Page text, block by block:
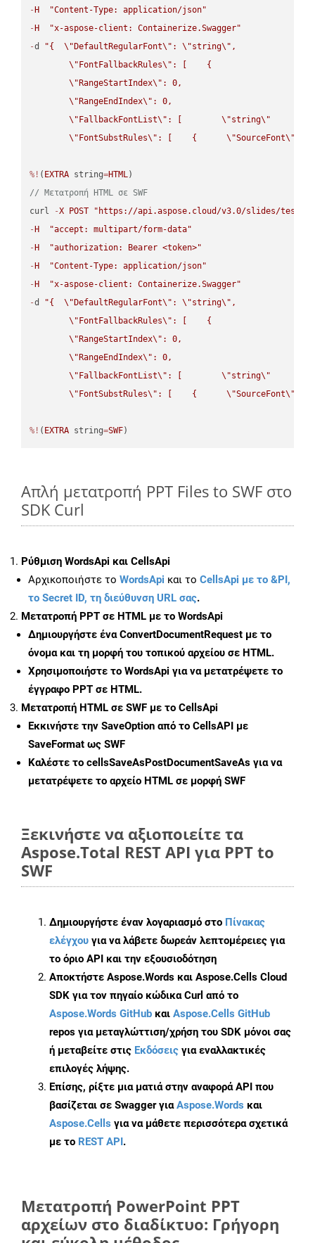
- H
"Content-Type: application/json"
- H
"x-aspose-client: Containerize.Swagger"
-d "{ \" DefaultRegularFont\" : \"string\" ,
\" FontFallbackRules\" : [    {
\" RangeStartIndex\" : 0,
\" RangeEndIndex\" : 0,
\" FallbackFontList\" : [ \"string\"
\" FontSubstRules\" : [    { \"SourceFont\"
%! ( EXTRA string=HTML
// Μετατροπή HTML σε SWF
curl
-X POST
"https://api.aspose.cloud/v3.0/slides/test-
- H
"accept: multipart/form-data"
- H
"authorization: Bearer <token>"
- H
"Content-Type: application/json"
- H
"x-aspose-client: Containerize.Swagger"
-d "{ \" DefaultRegularFont\" : \"string\" ,
\" FontFallbackRules\" : [    {
\" RangeStartIndex\" : 0,
\" RangeEndIndex\" : 0,
\" FallbackFontList\" : [ \"string\"
\" FontSubstRules\" : [    { \"SourceFont\"
%! ( EXTRA string=SWF)
Απλή μετατροπή PPT Files to SWF στο
SDK Curl
Ρύθμιση WordsApi και CellsApi
Αρχικοποιήστε το WordsApi και το CellsApi με το &PI,
το Secret ID, τη διεύθυνση URL σας.
Μετατροπή PPT σε HTML με το WordsApi
Δημιουργήστε έναConvertDocumentRequest με το
όνομα και τη μορφή του τοπικού αρχείου σε HTML.
Χρησιμοποιήστε το WordsApi για να μετατρέψετε το
έγγραφο PPT σε HTML.
Μετατροπή HTML σε SWF με το CellsApi
Εκκινήστε την SaveOption από το CellsAPI με
SaveFormat ως SWF
Καλέστε το cellsSaveAsPostDocumentSaveAs για να
μετατρέψετε το αρχείο HTML σε μορφή SWF
Ξεκινήστε να αξιοποιείτε τα
Aspose.Total REST API για PPT to
SWF
Δημιουργήστε έναν λογαριασμό στο Πίνακας
ελέγχου για να λάβετε δωρεάν λεπτομέρειες για
το όριο API και την εξουσιοδότηση
Αποκτήστε Aspose.Words και Aspose.Cells Cloud
SDK για τον πηγαίο κώδικα Curl από το
Aspose.Words GitHub και Aspose.Cells GitHub
repos για μεταγλώττιση/χρήση του SDK μόνοι σας
ή μεταβείτε στις Εκδόσεις για εναλλακτικές
επιλογές λήψης.
Επίσης, ρίξτε μια ματιά στην αναφορά API που
βασίζεται σε Swagger γιαAspose.Words και
Aspose.Cells για να μάθετε περισσότερα σχετικά
με το REST API.
Μετατροπή PowerPoint PPT
αρχείων στο διαδίκτυο: Γρήγορη